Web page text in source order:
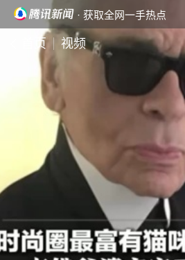
· 获取全网一手热点
首页 视频